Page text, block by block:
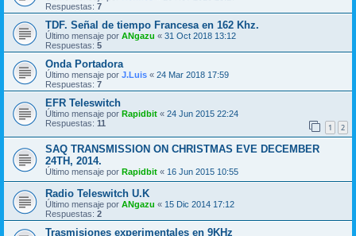
Respuestas: 7
TDF. Señal de tiempo Francesa en 162 Khz.
Último mensaje por ANgazu « 31 Oct 2018 13:12
Respuestas: 5
Onda Portadora
Último mensaje por J.Luis « 24 Mar 2018 17:59
Respuestas: 7
EFR Teleswitch
Último mensaje por Rapidbit « 24 Jun 2015 22:24
Respuestas: 11 1 2
SAQ TRANSMISSION ON CHRISTMAS EVE DECEMBER
24TH, 2014.
Último mensaje por Rapidbit « 16 Jun 2015 10:55
Radio Teleswitch U.K
Último mensaje por ANgazu « 15 Dic 2014 17:12
Respuestas: 2
Trasmisiones experimentales en 9KHz